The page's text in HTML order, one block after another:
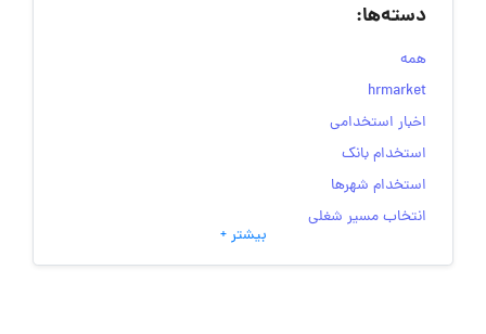
دسته‌ها:
همه
hrmarket
اخبار استخدامی
استخدام بانک
استخدام شهرها
انتخاب مسیر شغلی
به‌روزرسانی‌های سایت (کارجویی)
بیشتر +